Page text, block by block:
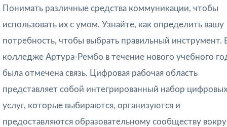
Понимать различные средства коммуникации, чтобы
использовать их с умом. Узнайте, как определить вашу
потребность, чтобы выбрать правильный инструмент.
колледже Артура-Рембо в течение нового учебного
была отмечена связь. Цифровая рабочая область
представляет собой интегрированный набор цифровых
услуг, которые выбираются, организуются и
предоставляются образовательному сообществу